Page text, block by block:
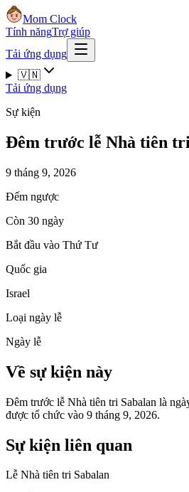
Mom Clock
Tính năngTrợ giúp
Tải ứng dụng
🇻🇳
Tải ứng dụng
Sự kiện
Đêm trước lễ Nhà tiên
9 tháng 9, 2026
Đếm ngược
Còn 30 ngày
Bắt đầu vào Thứ Tư
Quốc gia
Israel
Loại ngày lễ
Ngày lễ
Về sự kiện này
Đêm trước lễ Nhà tiên tri Sabalan là
được tổ chức vào 9 tháng 9, 2026.
Sự kiện liên quan
Lễ Nhà tiên tri Sabalan